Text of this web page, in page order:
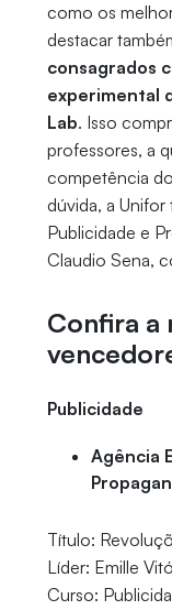
como os
destacar
consagrados
experimental
Lab. Isso
professores, a
competência
dúvida, a
Publicidade e
Claudio Sena,
Confira a
Publicidade
Agência
Título:
Líder: Emille
Curso: